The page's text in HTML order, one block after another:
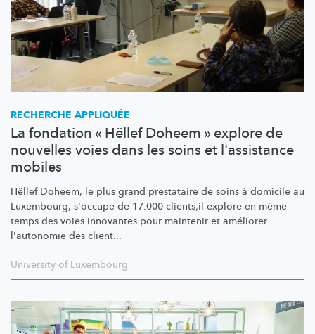
RECHERCHE APPLIQUÉE
La fondation « Hëllef Doheem » explore de
nouvelles voies dans les soins et l'assistance
mobiles
Hëllef Doheem, le plus grand prestataire de soins à domicile au
Luxembourg, s'occupe de 17.000 clients;il explore en même
temps des voies innovantes pour maintenir et améliorer
l'autonomie des client...
University of Luxembourg